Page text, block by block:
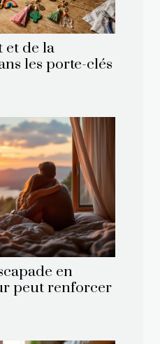
et de la
les porte-clés
en
peut renforcer